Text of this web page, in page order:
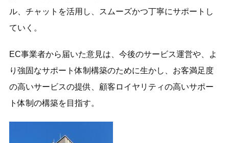
ル、チャットを活用し、スムーズかつ丁寧にサポートし
ていく。
EC事業者から届いた意見は、今後のサービス運営や、よ
り強固なサポート体制構築のために生かし、お客満足度
の高いサービスの提供、顧客ロイヤリティの高いサポー
ト体制の構築を目指す。